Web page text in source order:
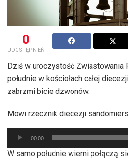
0
UDOSTĘPNIEŃ
Dziś w uroczystość Zwiastowania
południe w kościołach całej
zabrzmi bicie dzwonów.
Mówi rzecznik diecezji
Odtwarzacz
plików
dźwiękowych
00:00
W samo południe wierni połączą